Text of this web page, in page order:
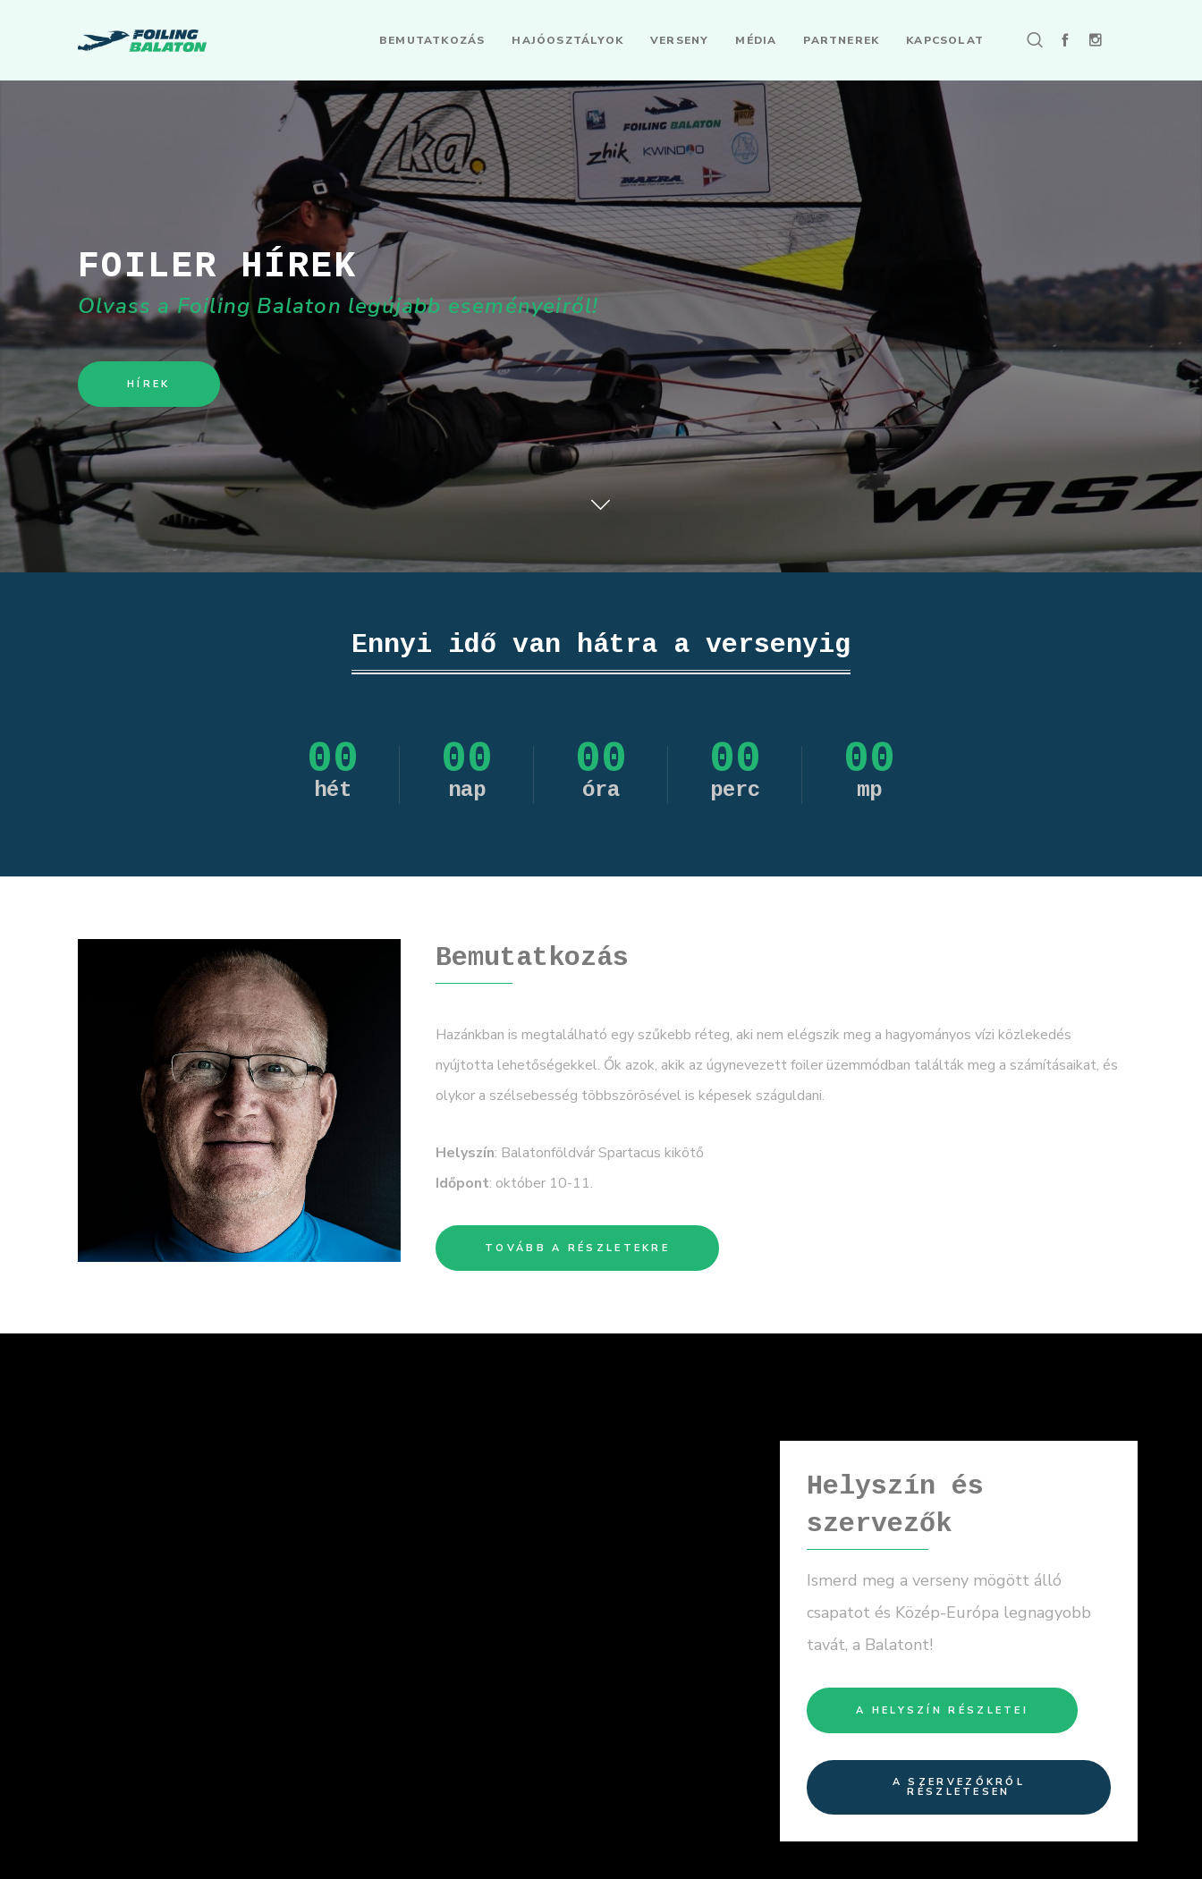
BEMUTATKOZÁS HAJÓOSZTÁLYOK VERSENY MÉDIA PARTNEREK KAPCSOLAT
FOILER HÍREK
Olvass a Foiling Balaton legújabb eseményeiről!
HÍREK
Ennyi idő van hátra a versenyig
00
hét
00
nap
00
óra
00
perc
00
mp
Bemutatkozás
Hazánkban is megtalálható egy szűkebb réteg, aki nem elégszik meg a hagyományos vízi közlekedés
nyújtotta lehetőségekkel. Ők azok, akik az úgynevezett foiler üzemmódban találták meg a számításaikat, és
olykor a szélsebesség többszörösével is képesek száguldani.
Helyszín: Balatonföldvár Spartacus kikötő
Időpont: október 10-11.
TOVÁBB A RÉSZLETEKRE
Helyszín és
szervezők
Ismerd meg a verseny mögött álló
csapatot és Közép-Európa legnagyobb
tavát, a Balatont!
A HELYSZÍN RÉSZLETEI
A SZERVEZŐKRŐL
RÉSZLETESEN